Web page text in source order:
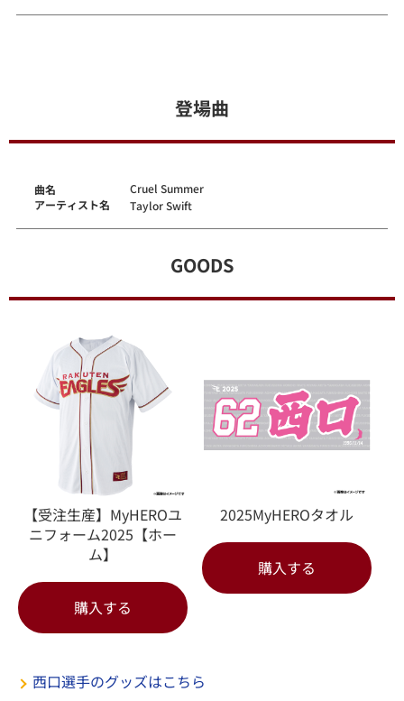
登場曲
曲名
アーティスト名
Cruel Summer
Taylor Swift
GOODS
【受注生産】MyHEROユ
ニフォーム2025【ホー
ム】
購入する
2025MyHEROタオル
購入する
西口選手のグッズはこちら